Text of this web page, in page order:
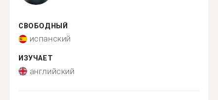
СВОБОДНЫЙ
испанский
ИЗУЧАЕТ
английский